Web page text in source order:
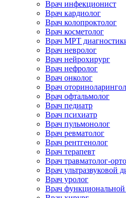
Врач инфекционист
Врач кардиолог
Врач колопроктолог
Врач косметолог
Врач МРТ
Врач невролог
Врач нейрохирург
Врач нефролог
Врач онколог
Врач
Врач офтальмолог
Врач педиатр
Врач психиатр
Врач пульмонолог
Врач ревматолог
Врач рентгенолог
Врач терапевт
Врач травматолог-
Врач ультразвуковой
Врач уролог
Врач функциональной